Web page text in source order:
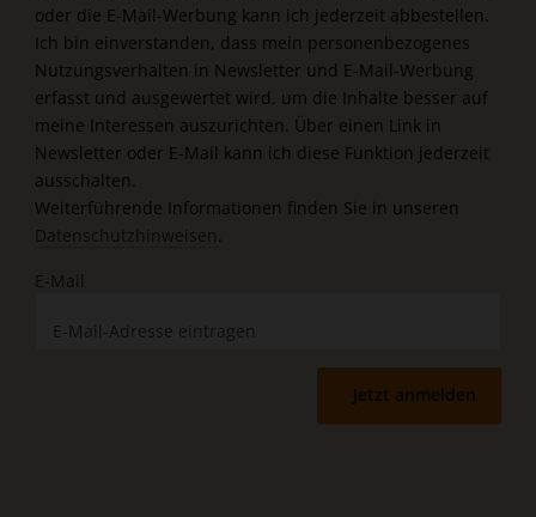
oder die E-Mail-Werbung kann ich jederzeit abbestellen.
Ich bin einverstanden, dass mein personenbezogenes
Nutzungsverhalten in Newsletter und E-Mail-Werbung
erfasst und ausgewertet wird, um die Inhalte besser auf
meine Interessen auszurichten. Über einen Link in
Newsletter oder E-Mail kann ich diese Funktion jederzeit
ausschalten.
Weiterführende Informationen finden Sie in unseren
Datenschutzhinweisen
E-Mail
Jetzt anmelden